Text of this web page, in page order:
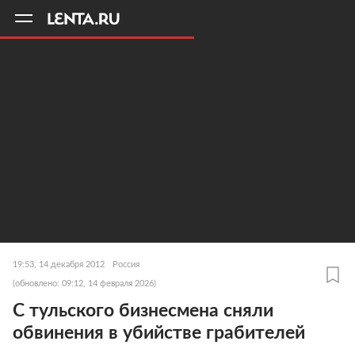
19:53, 14 декабря 2012 Россия
(обновлено: 09:12, 14 февраля 2026)
С тульского бизнесмена сняли
обвинения в убийстве грабителей